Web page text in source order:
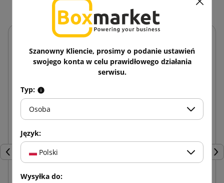
Poprzedni
Szanowny Kliencie, prosimy o podanie ustawień
swojego konta w celu prawidłowego działania
serwisu.
Typ:
Osoba
Język:
Polski
Wysyłka do: